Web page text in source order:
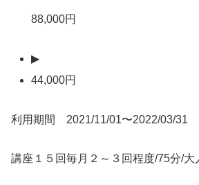
88,000円
▶
44,000円
利用期間 2021/11/01〜2022/03/31
講座１５回毎月２～３回程度/75分/大